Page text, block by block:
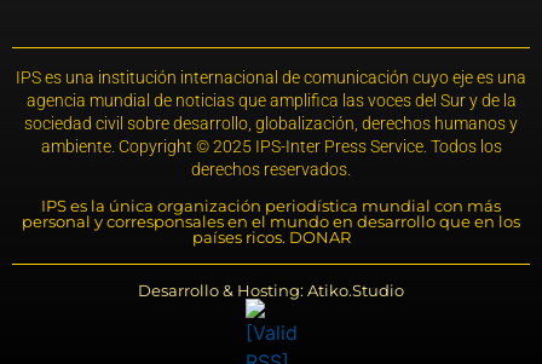
IPS es una institución internacional de comunicación cuyo eje es una
agencia mundial de noticias que amplifica las voces del Sur y de la
sociedad civil sobre desarrollo, globalización, derechos humanos y
ambiente. Copyright © 2025 IPS-Inter Press Service. Todos los
derechos reservados.
IPS es la única organización periodística mundial con más
personal y corresponsales en el mundo en desarrollo que en los
países ricos. DONAR
Desarrollo & Hosting: Atiko.Studio